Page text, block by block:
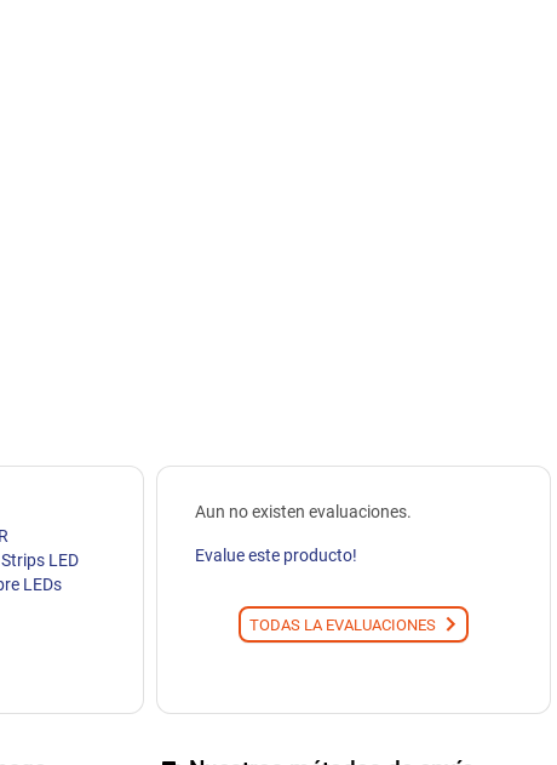
LED
LEDs
Aun no existen evaluaciones.
Evalue este producto!
TODAS LA EVALUACIONES